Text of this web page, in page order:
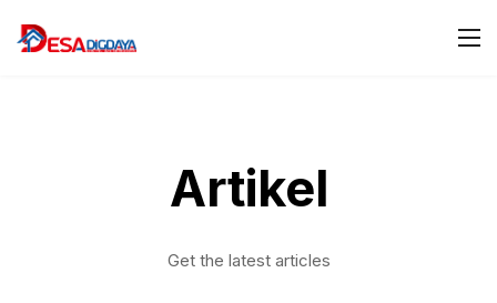
Artikel
Get the latest articles